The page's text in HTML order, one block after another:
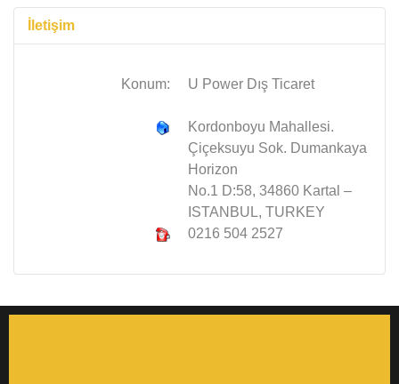
İletişim
Konum: U Power Dış Ticaret
Kordonboyu Mahallesi.
Çiçeksuyu Sok. Dumankaya
Horizon
No.1 D:58, 34860 Kartal –
ISTANBUL, TURKEY
0216 504 2527